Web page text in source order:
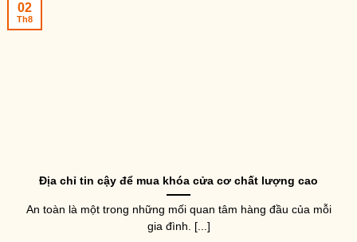
Địa chỉ tin cậy để mua khóa cửa cơ chất lượng cao
An toàn là một trong những mối quan tâm hàng đầu của mỗi
gia đình. [...]
02
Th8